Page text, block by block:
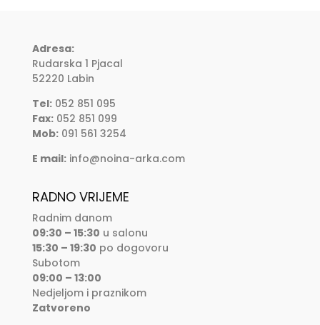
Adresa:
Rudarska 1 Pjacal
52220 Labin
Tel:052 851 095
Fax:052 851 099
Mob:091 561 3254
E mail: info@noina-arka.com
RADNO VRIJEME
Radnim danom
09:30 – 15:30 u salonu
15:30 – 19:30 po dogovoru
Subotom
09:00 – 13:00
Nedjeljom i praznikom
Zatvoreno